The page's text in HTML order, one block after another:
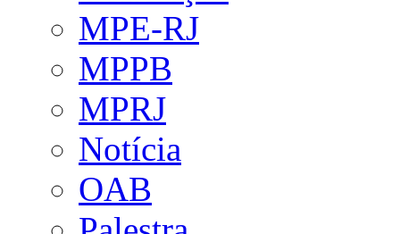
MPE-RJ
MPPB
MPRJ
Notícia
OAB